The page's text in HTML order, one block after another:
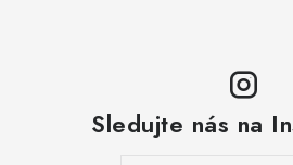
Sledujte nás na